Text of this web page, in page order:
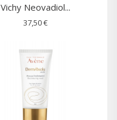
Vichy Neovadiol...
37,50 €